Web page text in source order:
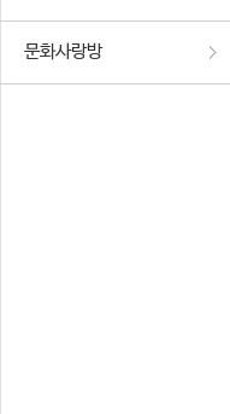
문화사랑방